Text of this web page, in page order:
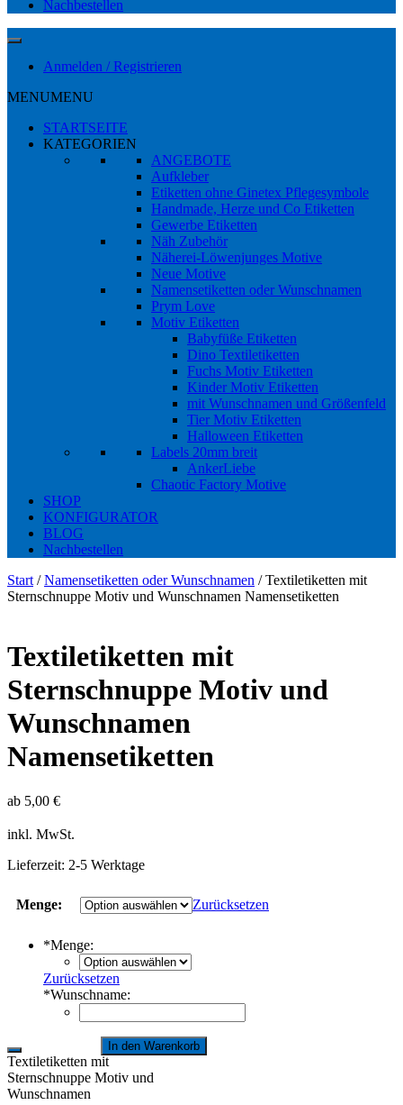
Nachbestellen
Anmelden / Registrieren
MENUMENU
STARTSEITE
KATEGORIEN
ANGEBOTE
Aufkleber
Etiketten ohne Ginetex Pflegesymbole
Handmade, Herze und Co Etiketten
Gewerbe Etiketten
Näh Zubehör
Näherei-Löwenjunges Motive
Neue Motive
Namensetiketten oder Wunschnamen
Prym Love
Motiv Etiketten
Babyfüße Etiketten
Dino Textiletiketten
Fuchs Motiv Etiketten
Kinder Motiv Etiketten
mit Wunschnamen und Größenfeld
Tier Motiv Etiketten
Halloween Etiketten
Labels 20mm breit
AnkerLiebe
Chaotic Factory Motive
SHOP
KONFIGURATOR
BLOG
Nachbestellen
Start /Namensetiketten oder Wunschnamen / Textiletiketten mit
Sternschnuppe Motiv und Wunschnamen Namensetiketten
Textiletiketten mit
Sternschnuppe Motiv und
Wunschnamen
Namensetiketten
ab 5,00 €
inkl. MwSt.
Lieferzeit: 2-5 Werktage
Menge: Zurücksetzen
*Menge:
Zurücksetzen
*Wunschname:
Textiletiketten mit
Sternschnuppe Motiv und
Wunschnamen
In den Warenkorb